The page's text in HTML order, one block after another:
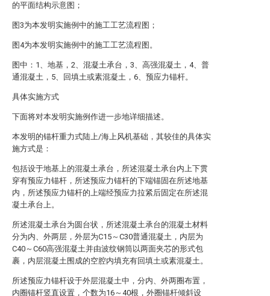
的平面结构示意图；
图3为本发明实施例中的施工工艺流程图；
图4为本发明实施例中的施工工艺流程图。
图中：1、地基，2、混凝土承台，3、高强混凝土，4、普
通混凝土，5、回填土或素混凝土，6、预应力锚杆。
具体实施方式
下面将对本发明实施例作进一步地详细描述。
本发明的锚杆重力式陆上/海上风机基础，其较佳的具体实
施方式是：
包括设于地基上的混凝土承台，所述混凝土承台内上下贯
穿有预应力锚杆，所述预应力锚杆的下端锚固在所述地基
内，所述预应力锚杆的上端经预应力拉紧后固定在所述混
凝土承台上。
所述混凝土承台为圆台状，所述混凝土承台的混凝土材料
分为内、外两层，外层为C15～C30普通混凝土，内层为
C40～C60高强混凝土并由波纹钢筒以两面夹芯的形式包
裹，内层混凝土围成的空腔内填充有回填土或素混凝土。
所述预应力锚杆设于外层混凝土中，分内、外两圈布置，
内圈锚杆竖直设置，个数为16～40根，外圈锚杆倾斜设